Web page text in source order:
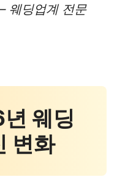
웨딩업계 전문
웨딩
변화